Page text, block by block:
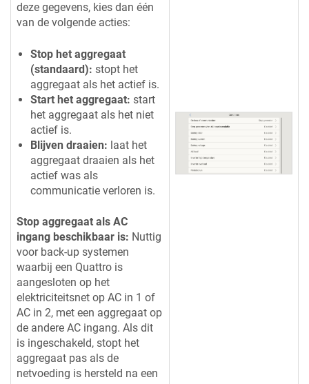
deze gegevens, kies dan één
van de volgende acties:
Stop het aggregaat
(standaard): stopt het
aggregaat als het actief is.
Start het aggregaat: start
het aggregaat als het niet
actief is.
Blijven draaien: laat het
aggregaat draaien als het
actief was als
communicatie verloren is.
Stop aggregaat als AC
ingang beschikbaar is: Nuttig
voor back-up systemen
waarbij een Quattro is
aangesloten op het
elektriciteitsnet op AC in 1 of
AC in 2, met een aggregaat op
de andere AC ingang. Als dit
is ingeschakeld, stopt het
aggregaat pas als de
netvoeding is hersteld na een